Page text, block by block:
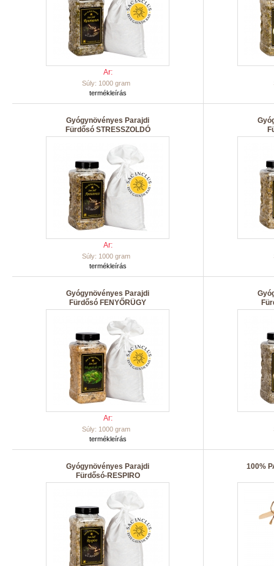
Ar:
Súly: 1000 gram
termékleírás
Gyógynövényes Parajdi
Fürdősó STRESSZOLDÓ
Ar:
Súly: 1000 gram
termékleírás
Gyógynövényes Parajdi
Fürdősó FENYŐRÜGY
Ar:
Súly: 1000 gram
termékleírás
Gyógynövényes Parajdi
Fürdősó-RESPIRO
100%